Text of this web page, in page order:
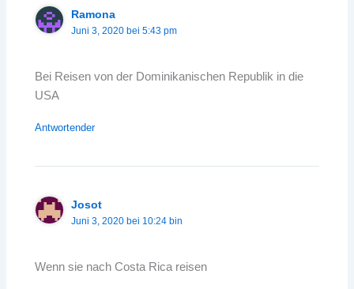
Ramona
Juni 3, 2020 bei 5:43 pm
Bei Reisen von der Dominikanischen Republik in die
USA
Antwortender
Josot
Juni 3, 2020 bei 10:24 bin
Wenn sie nach Costa Rica reisen